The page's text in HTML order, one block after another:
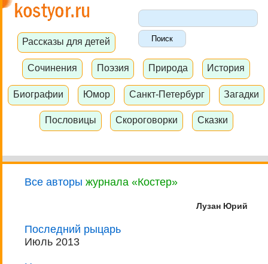
Рассказы для детей
Сочинения Поэзия Природа История
Биографии Юмор Санкт-Петербург Загадки
Пословицы Скороговорки Сказки
Все авторы журнала «Костер»
Лузан Юрий
Последний рыцарь
Июль 2013